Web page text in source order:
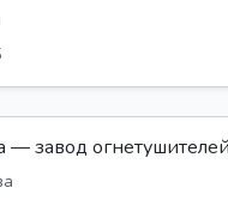
— завод